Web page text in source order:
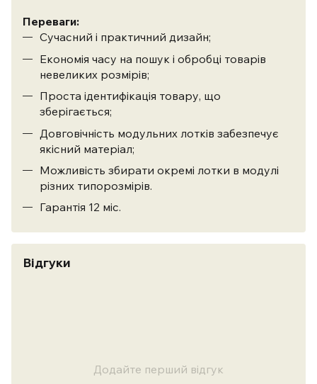
Переваги:
Сучасний і практичний дизайн;
Економія часу на пошук і обробці товарів
невеликих розмірів;
Проста ідентифікація товару, що
зберігається;
Довговічність модульних лотків забезпечує
якісний матеріал;
Можливість збирати окремі лотки в модулі
різних типорозмірів.
Гарантія 12 міс.
Відгуки
Додайте перший відгук